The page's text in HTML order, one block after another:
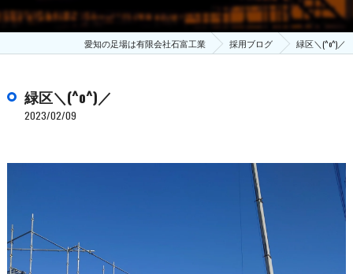
愛知の足場は有限会社石富工業 採用ブログ 緑区＼(^o^)／
緑区＼(^o^)／
2023/02/09